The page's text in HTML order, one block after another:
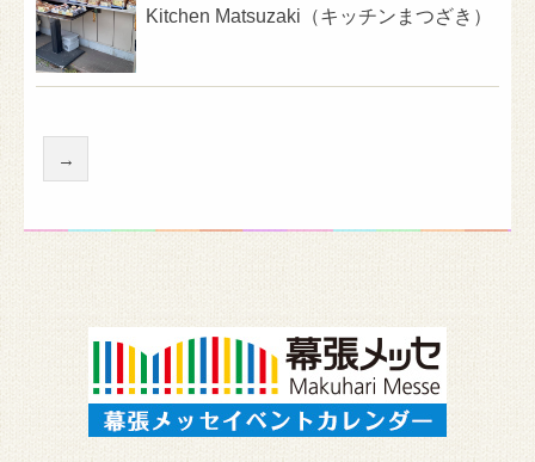
Kitchen Matsuzaki（キッチンまつざき）
→